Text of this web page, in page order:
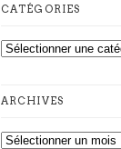
CATÉGORIES
ARCHIVES